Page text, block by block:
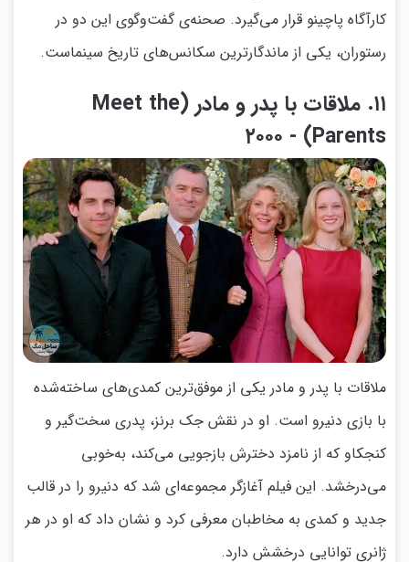
کارآگاه پاچینو قرار می‌گیرد. صحنه‌ی گفت‌وگوی این دو در
رستوران، یکی از ماندگارترین سکانس‌های تاریخ سینماست.
۱۱. ملاقات با پدر و مادر (Meet the
Parents) - ۲۰۰۰
ملاقات با پدر و مادر یکی از موفق‌ترین کمدی‌های ساخته‌شده
با بازی دنیرو است. او در نقش جک برنز، پدری سخت‌گیر و
کنجکاو که از نامزد دخترش بازجویی می‌کند، به‌خوبی
می‌درخشد. این فیلم آغازگر مجموعه‌ای شد که دنیرو را در قالب
جدید و کمدی به مخاطبان معرفی کرد و نشان داد که او در هر
ژانری توانایی درخشش دارد.